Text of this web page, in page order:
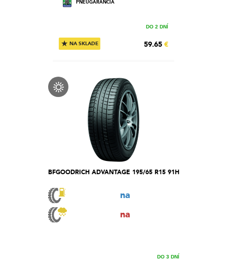
★ NA SKLADE
PNEUGARANCIA
DO 2 DNÍ
59.65 €
BFGOODRICH ADVANTAGE 195/65 R15 91H
na
na
DO 3 DNÍ